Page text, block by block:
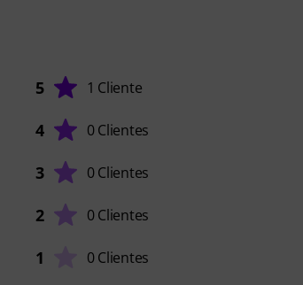
5 1 Cliente
4 0 Clientes
3 0 Clientes
2 0 Clientes
1 0 Clientes